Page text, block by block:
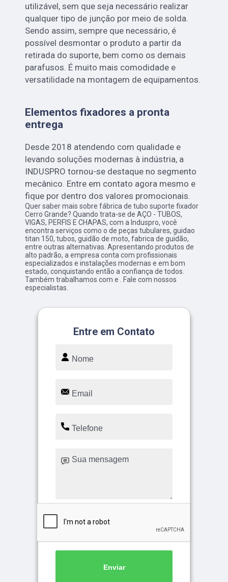
utilizável, sem que seja necessário realizar
qualquer tipo de junção por meio de solda.
Sendo assim, sempre que necessário, é
possível desmontar o produto a partir da
retirada do suporte, bem como os demais
parafusos. É muito mais comodidade e
versatilidade na montagem de equipamentos.
Elementos fixadores a pronta
entrega
Desde 2018 atendendo com qualidade e
levando soluções modernas à indústria, a
INDUSPRO tornou-se destaque no segmento
mecânico. Entre em contato agora mesmo e
fique por dentro dos valores promocionais.
Quer saber mais sobre fábrica de tubo suporte fixador
Cerro Grande? Quando trata-se de AÇO - TUBOS,
VIGAS, PERFIS E CHAPAS, com a Induspro, você
encontra serviços como o de peças tubulares, guidao
titan 150, tubos, guidão de moto, fabrica de guidão,
entre outras alternativas. Apresentando produtos de
alto padrão, a empresa conta com profissionais
especializados e instalações modernas e em bom
estado, conquistando então a confiança de todos.
Também trabalhamos com e . Fale com nossos
especialistas.
Entre em Contato
Enviar